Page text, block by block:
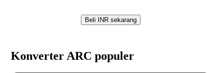
Beli INR sekarang
Konverter ARC populer